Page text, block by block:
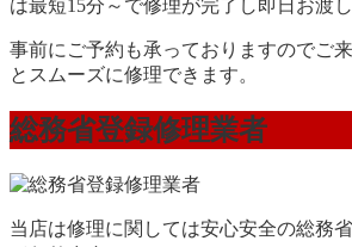
は最短15分～で修理が完了し即日お渡し
事前にご予約も承っておりますのでご
とスムーズに修理できます。
総務省登録修理業者
当店は修理に関しては安心安全の総務